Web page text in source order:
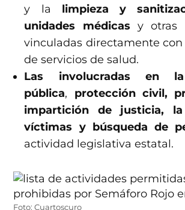
y la limpieza y
unidades médicas y otras
vinculadas directamente
de servicios de salud.
Las involucradas en
pública, protección civil,
impartición de justicia,
víctimas y búsqueda de
actividad legislativa estatal.
Foto: Cuartoscuro